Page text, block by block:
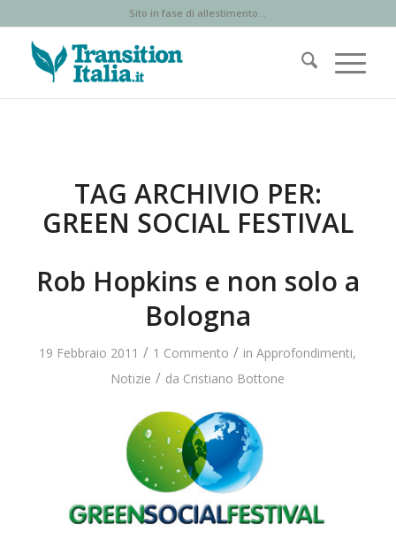
Sito in fase di allestimento...
TAG ARCHIVIO PER:
GREEN SOCIAL FESTIVAL
Rob Hopkins e non solo a
Bologna
19 Febbraio 2011 / 1 Commento / inApprofondimenti,
Notizie / da Cristiano Bottone